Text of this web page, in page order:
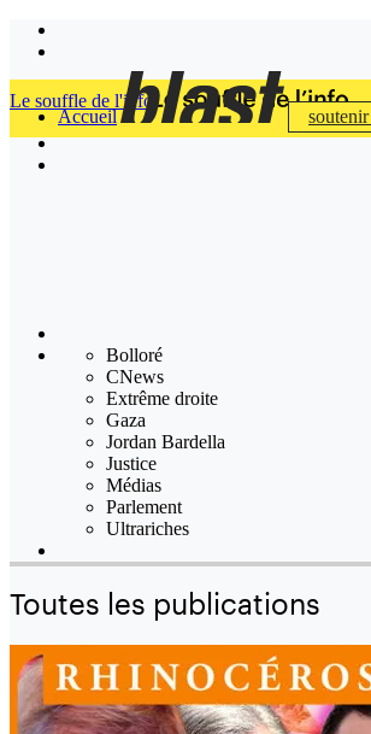
Accueil soutenir
Le souffle de l'info
Bolloré
CNews
Extrême droite
Gaza
Jordan Bardella
Justice
Médias
Parlement
Ultrariches
Toutes les publications